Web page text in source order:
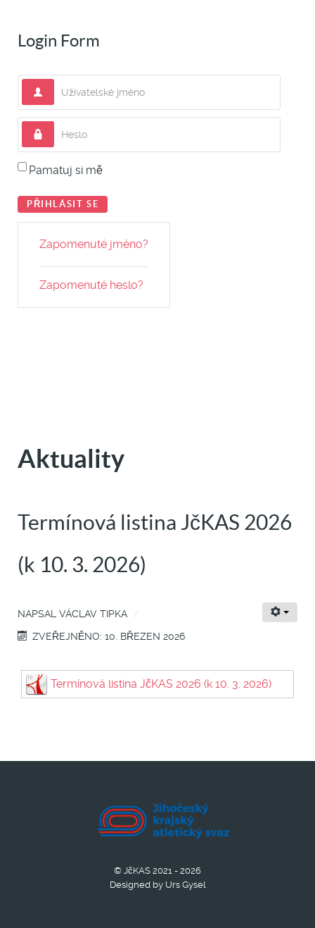
Login Form
Uživatelské jméno
Heslo
Pamatuj si mě
PŘIHLÁSIT SE
Zapomenuté jméno?
Zapomenuté heslo?
Aktuality
Termínová listina JčKAS 2026
(k 10. 3. 2026)
NAPSAL VÁCLAV TIPKA
ZVEŘEJNĚNO: 10. BŘEZEN 2026
Termínová listina JčKAS 2026 (k 10. 3. 2026)
© JčKAS 2021 - 2026
Designed by Urs Gysel